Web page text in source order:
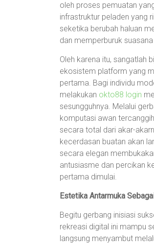
oleh proses pemuatan
infrastruktur peladen yang
seketika berubah haluan
dan memperburuk
Oleh karena itu, sangatlah
ekosistem platform yang
pertama. Bagi individu
melakukan okto88 login
sesungguhnya. Melalui
komputasi awan
secara total dari akar-
kecerdasan buatan akan
secara elegan
antusiasme dan percikan
pertama dimulai.
Estetika Antarmuka
Begitu gerbang inisiasi
rekreasi digital ini mampu
langsung menyambut